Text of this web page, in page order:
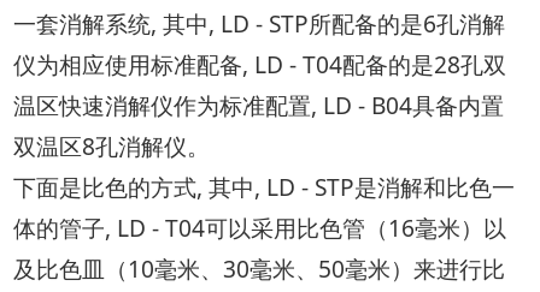
一套消解系统, 其中, LD - STP所配备的是6孔消解
仪为相应使用标准配备, LD - T04配备的是28孔双
温区快速消解仪作为标准配置, LD - B04具备内置
双温区8孔消解仪。
下面是比色的方式, 其中, LD - STP是消解和比色一
体的管子, LD - T04可以采用比色管（16毫米）以
及比色皿（10毫米、30毫米、50毫米）来进行比